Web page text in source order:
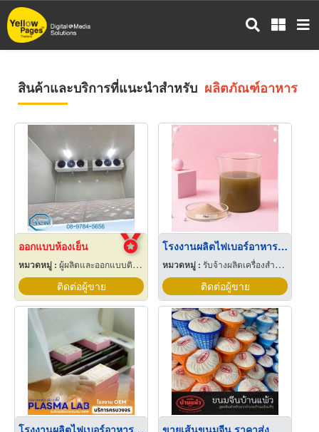
ข้าม
ไป
สินค้าและบริการที่แนะนำสำหรับ ผลิตภัณฑ์อาหาร
ออกแบบห้องเย็น
หมวดหมู่ : ผู้ผลิตและออกแบบติดตั้งห้องเย็น
ติดต่อผู้ขาย
โรงงานผลิตไฟเบอร์อาหารเสริม
หมวดหมู่ : รับจ้างผลิตเครื่องสำอาง
ติดต่อผู้ขาย
โรงงานผลิตไฟเบอร์อาหารเสริม ขายเส้นขนมจีน ราคาส่ง